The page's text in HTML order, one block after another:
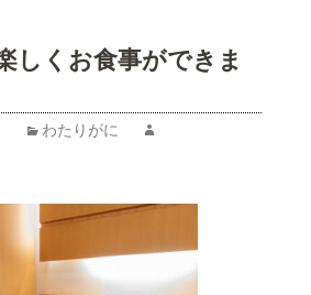
しくお食事ができま
わたりがに